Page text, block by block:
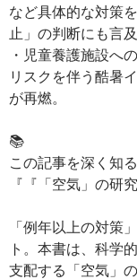
など具体的な対策
止」の判断にも言及
・児童養護施設へ
リスクを伴う酷暑
が再燃。
📚
この記事を深く知
『『「空気」の研
「例年以上の対策
ト。本書は、科学
支配する「空気」